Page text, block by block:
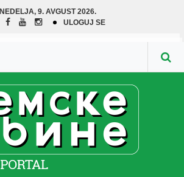
NEDELJA, 9. AVGUST 2026.
ULOGUJ SE